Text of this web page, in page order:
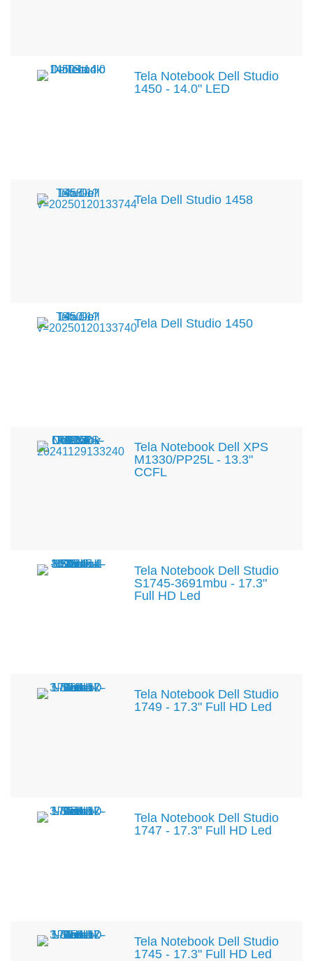
Tela Notebook Dell Studio
1450 - 14.0" LED
Tela Dell Studio 1458
Tela Dell Studio 1450
Tela Notebook Dell XPS
M1330/PP25L - 13.3"
CCFL
Tela Notebook Dell Studio
S1745-3691mbu - 17.3"
Full HD Led
Tela Notebook Dell Studio
1749 - 17.3" Full HD Led
Tela Notebook Dell Studio
1747 - 17.3" Full HD Led
Tela Notebook Dell Studio
1745 - 17.3" Full HD Led